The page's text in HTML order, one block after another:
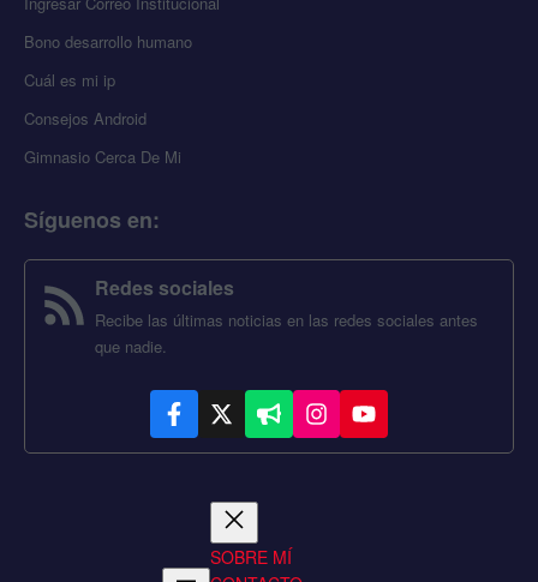
Bono desarrollo humano
Cuál es mi ip
Consejos Android
Gimnasio Cerca De Mi
Síguenos en:
Redes sociales
Recibe las últimas noticias en las redes sociales antes
que nadie.
SOBRE MÍ